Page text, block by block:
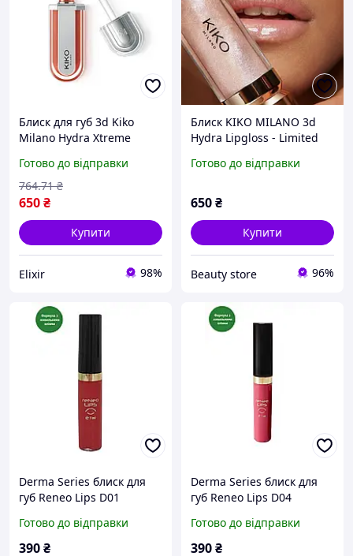
Блиск для губ 3d Kiko
Milano Hydra Xtreme
Cupid
Готово до відправки
650₴
764.71 ₴
Купити
Elixir 98%
Блиск KIKO MILANO 3d
Hydra Lipgloss - Limited
Готово до відправки
650₴
Купити
Beauty store 96%
Derma Series блиск для
губ Reneo Lips D01
Готово до відправки
390₴
Derma Series блиск для
губ Reneo Lips D04
мл
Готово до відправки
390₴